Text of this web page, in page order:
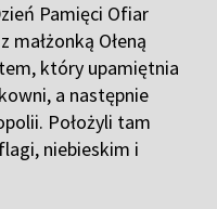
Pamięci Ofiar
małżonką Ołeną
który upamiętnia
a następnie
Położyli tam
niebieskim i